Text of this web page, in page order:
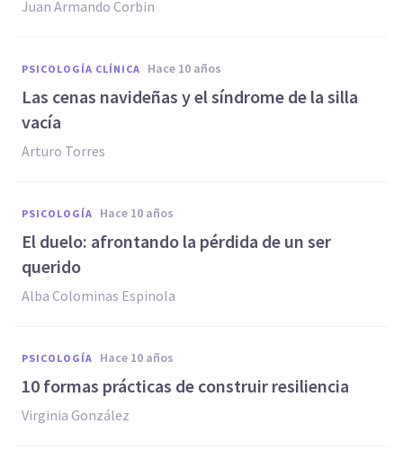
Juan Armando Corbin
PSICOLOGÍA CLÍNICA hace 10 años
​Las cenas navideñas y el síndrome de la silla
vacía
Arturo Torres
PSICOLOGÍA hace 10 años
​El duelo: afrontando la pérdida de un ser
querido
Alba Colominas Espinola
PSICOLOGÍA hace 10 años
​10 formas prácticas de construir resiliencia
Virginia González